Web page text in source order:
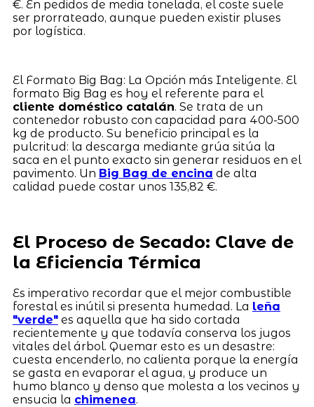
€. En pedidos de media tonelada, el coste suele
ser prorrateado, aunque pueden existir pluses
por logística.
El Formato Big Bag: La Opción más Inteligente. El
formato Big Bag es hoy el referente para el
cliente doméstico catalán. Se trata de un
contenedor robusto con capacidad para 400-500
kg de producto. Su beneficio principal es la
pulcritud: la descarga mediante grúa sitúa la
saca en el punto exacto sin generar residuos en el
pavimento. Un Big Bag de encina de alta
calidad puede costar unos 135,82 €.
El Proceso de Secado: Clave de
la Eficiencia Térmica
Es imperativo recordar que el mejor combustible
forestal es inútil si presenta humedad. La leña
"verde"es aquella que ha sido cortada
recientemente y que todavía conserva los jugos
vitales del árbol. Quemar esto es un desastre:
cuesta encenderlo, no calienta porque la energía
se gasta en evaporar el agua, y produce un
humo blanco y denso que molesta a los vecinos y
ensucia la chimenea.